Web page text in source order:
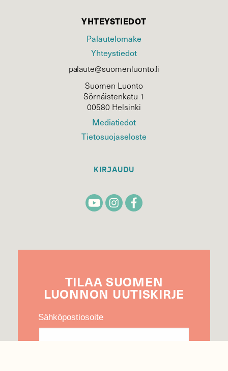
YHTEYSTIEDOT
Palautelomake
Yhteystiedot
palaute@suomenluonto.fi
Suomen Luonto
Sörnäistenkatu 1
00580 Helsinki
Mediatiedot
Tietosuojaseloste
KIRJAUDU
TILAA SUOMEN
LUONNON UUTIS­KIRJE
Sähköpostiosoite